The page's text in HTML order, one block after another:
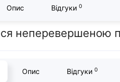
Опис Відгуки 0
станції hp, DEL Робоча
неперевершеною
Опис Відгуки 0